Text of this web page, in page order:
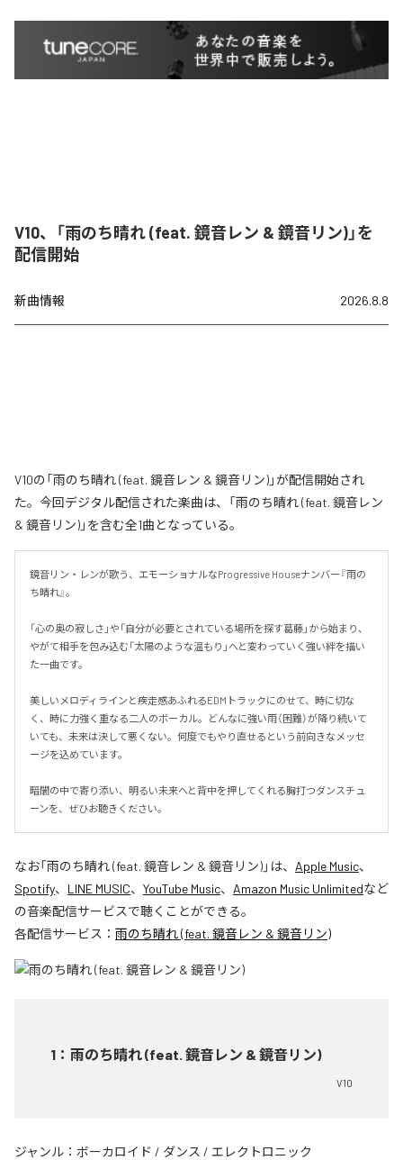
V10、「雨のち晴れ (feat. 鏡音レン & 鏡音リン)」を
配信開始
新曲情報 2026.8.8
V10の「雨のち晴れ (feat. 鏡音レン & 鏡音リン)」が配信開始され
た。今回デジタル配信された楽曲は、「雨のち晴れ (feat. 鏡音レン
& 鏡音リン)」を含む全1曲となっている。
鏡音リン・レンが歌う、エモーショナルなProgressive Houseナンバー『雨の
ち晴れ』。
「心の奥の寂しさ」や「自分が必要とされている場所を探す葛藤」から始まり、
やがて相手を包み込む「太陽のような温もり」へと変わっていく強い絆を描い
た一曲です。
美しいメロディラインと疾走感あふれるEDMトラックにのせて、時に切な
く、時に力強く重なる二人のボーカル。どんなに強い雨（困難）が降り続いて
いても、未来は決して悪くない。何度でもやり直せるという前向きなメッセ
ージを込めています。
暗闇の中で寄り添い、明るい未来へと背中を押してくれる胸打つダンスチュ
ーンを、ぜひお聴きください。
なお「雨のち晴れ (feat. 鏡音レン & 鏡音リン)」は、 Apple Music、
Spotify、 LINE MUSIC、 YouTube Music、 Amazon Music Unlimitedなど
の音楽配信サービスで聴くことができる。
各配信サービス： 雨のち晴れ (feat. 鏡音レン & 鏡音リン)
1 ： 雨のち晴れ (feat. 鏡音レン & 鏡音リン)
V10
ジャンル： ボーカロイド / ダンス / エレクトロニック